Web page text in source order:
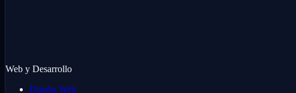
Web y Desarrollo
Diseño Web